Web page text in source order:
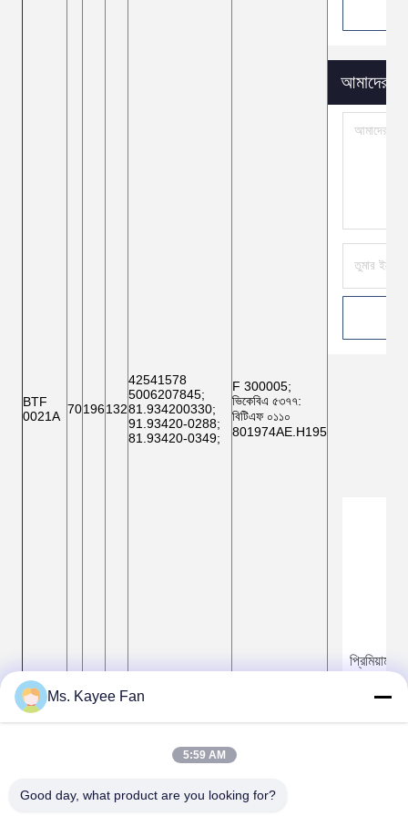
BTF
0021A 70196132
42541578
5006207845;
81.934200330;
91.93420-0288;
81.93420-0349;
F 300005;
ভিকেবিএ ৫৩৭৭:
বিটিএফ ০১১০
801974AE.H195
আমাদের
প্রিমিয়াম
Ms. Kayee Fan
5:59 AM
Good day, what product are you looking for?